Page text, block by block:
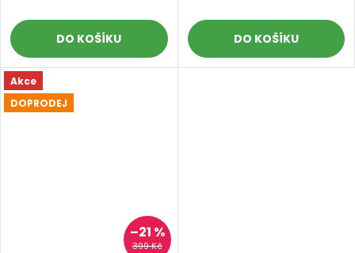
DO KOŠÍKU DO KOŠÍKU
Akce
DOPRODEJ
399 Kč
–21 %